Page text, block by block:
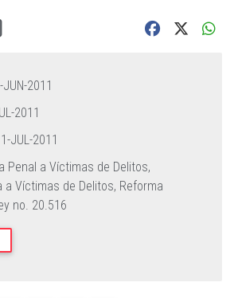
JUN-2011
2011
JUL-2011
Penal a Víctimas de Delitos,
Víctimas de Delitos, Reforma
no. 20.516